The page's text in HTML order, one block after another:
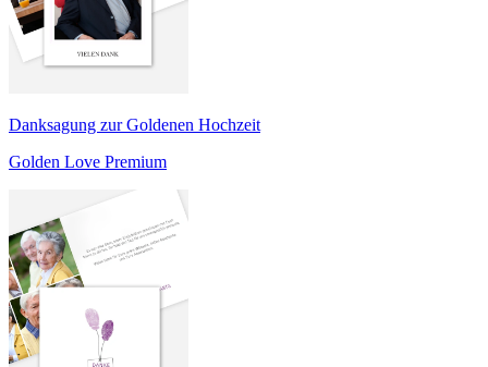
Danksagung zur Goldenen Hochzeit
Golden Love Premium